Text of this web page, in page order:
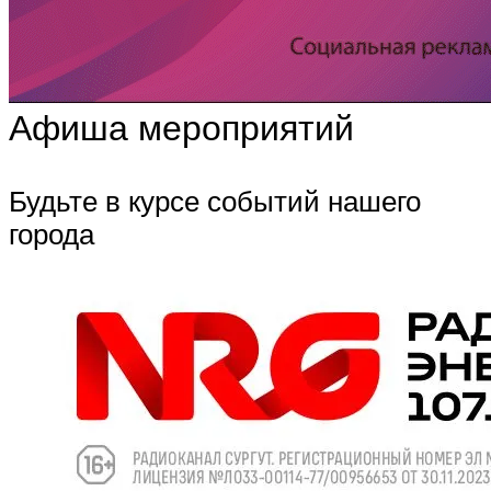
Афиша мероприятий
Будьте в курсе событий нашего
города